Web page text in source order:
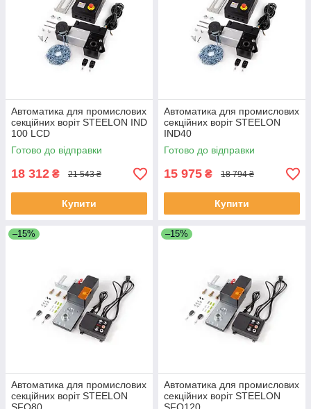
Автоматика для промислових
секційних воріт STEELON IND
100 LCD
Готово до відправки
18 312 ₴ 21 543 ₴
Купити
Автоматика для промислових
секційних воріт STEELON
IND40
Готово до відправки
15 975 ₴ 18 794 ₴
Купити
–15%
Автоматика для промислових
секційних воріт STEELON
–15%
Автоматика для промислових
секційних воріт STEELON